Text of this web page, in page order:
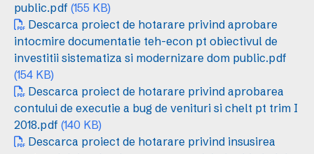
public.pdf (155 KB)
Descarca proiect de hotarare privind aprobare
intocmire documentatie teh-econ pt obiectivul de
investitii sistematiza si modernizare dom public.pdf
(154 KB)
Descarca proiect de hotarare privind aprobarea
contului de executie a bug de venituri si chelt pt trim I
2018.pdf (140 KB)
Descarca proiect de hotarare privind insusirea